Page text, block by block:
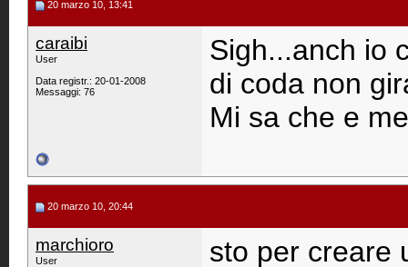
20 marzo 10, 13:41
caraibi
User
Data registr.: 20-01-2008
Messaggi: 76
Sigh...anch io
di coda non
Mi sa che e
20 marzo 10, 20:44
marchioro
User
sto per creare